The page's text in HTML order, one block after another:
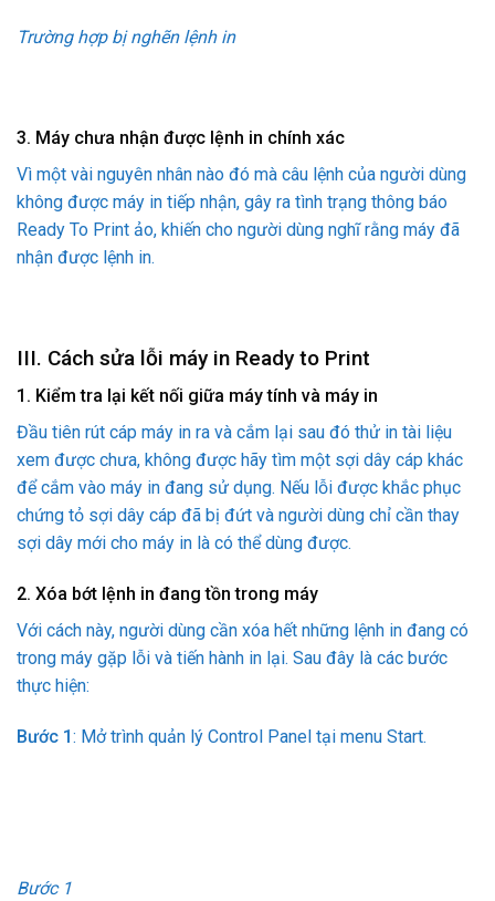
Trường hợp bị nghẽn lệnh in
3. Máy chưa nhận được lệnh in chính xác
Vì một vài nguyên nhân nào đó mà câu lệnh của người dùng
không được máy in tiếp nhận, gây ra tình trạng thông báo
Ready To Print ảo, khiến cho người dùng nghĩ rằng máy đã
nhận được lệnh in.
III. Cách sửa lỗi máy in Ready to Print
1. Kiểm tra lại kết nối giữa máy tính và máy in
Đầu tiên rút cáp máy in ra và cắm lại sau đó thử in tài liệu
xem được chưa, không được hãy tìm một sợi dây cáp khác
để cắm vào máy in đang sử dụng. Nếu lỗi được khắc phục
chứng tỏ sợi dây cáp đã bị đứt và người dùng chỉ cần thay
sợi dây mới cho máy in là có thể dùng được.
2. Xóa bớt lệnh in đang tồn trong máy
Với cách này, người dùng cần xóa hết những lệnh in đang có
trong máy gặp lỗi và tiến hành in lại. Sau đây là các bước
thực hiện:
Bước 1: Mở trình quản lý Control Panel tại menu Start.
Bước 1